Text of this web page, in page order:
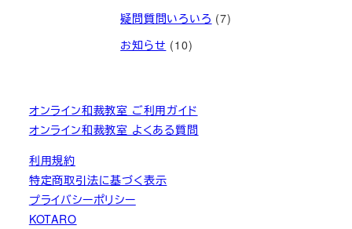
疑問質問いろいろ (7)
お知らせ (10)
オンライン和裁教室 ご利用ガイド
オンライン和裁教室 よくある質問
利用規約
特定商取引法に基づく表示
プライバシーポリシー
KOTARO